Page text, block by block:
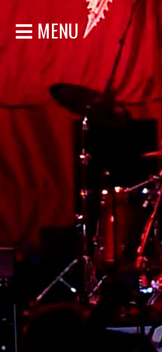
ACCUEIL
NOUVELLES
CONCERTS
DISCOGRAPHIE
GALERIE
BIO
MENU